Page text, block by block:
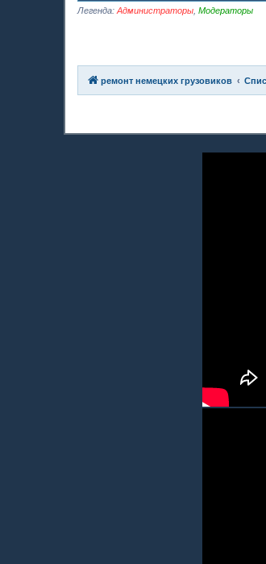
Легенда: Администраторы Модераторы
ремонт немецких грузовиков